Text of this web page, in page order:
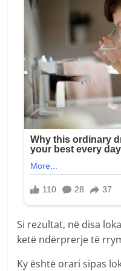
Si rezultat, në disa
ketë ndërprerje të
Ky është orari sipas